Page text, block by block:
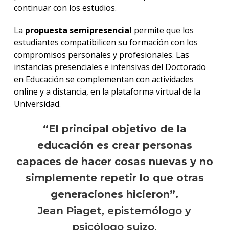
continuar con los estudios.
La propuesta semipresencial permite que los
estudiantes compatibilicen su formación con los
compromisos personales y profesionales. Las
instancias presenciales e intensivas del Doctorado
en Educación se complementan con actividades
online y a distancia, en la plataforma virtual de la
Universidad.
“El principal objetivo de la
educación es crear personas
capaces de hacer cosas nuevas y no
simplemente repetir lo que otras
generaciones hicieron”.
Jean Piaget, epistemólogo y
psicólogo suizo.